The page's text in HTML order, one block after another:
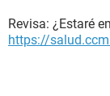
Revisa: ¿Estaré
https://